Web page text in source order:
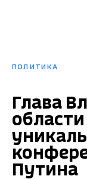
ПОЛИТИКА
Глава
Путина